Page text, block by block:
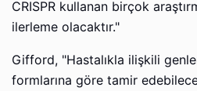
CRISPR kullanan birçok
ilerleme olacaktır."
Gifford, "Hastalıkla ilişkili
formlarına göre tamir